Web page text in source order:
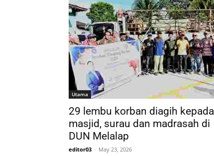
Utama
29 lembu korban diagih kepada
masjid, surau dan madrasah di
DUN Melalap
editor03 - May 23, 2026